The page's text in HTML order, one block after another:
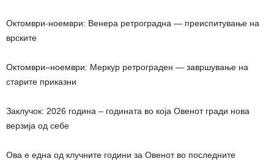
Октомври-ноември: Венера ретроградна — преиспитување на
врските
Октомври–ноември: Меркур ретрограден — завршување на
старите приказни
Заклучок: 2026 година – годината во која Овенот гради нова
верзија од себе
Ова е една од клучните години за Овенот во последните